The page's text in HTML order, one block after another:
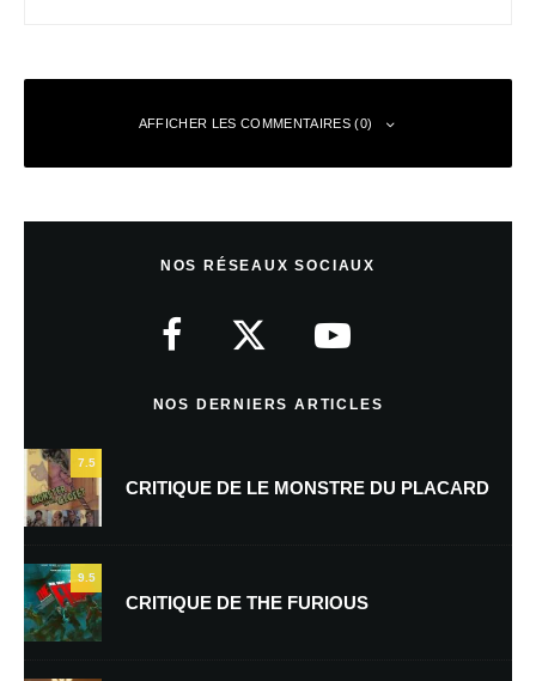
AFFICHER LES COMMENTAIRES (0)
Nom*
NOS RÉSEAUX SOCIAUX
NOS DERNIERS ARTICLES
7.5
CRITIQUE DE LE MONSTRE DU PLACARD
9.5
CRITIQUE DE THE FURIOUS